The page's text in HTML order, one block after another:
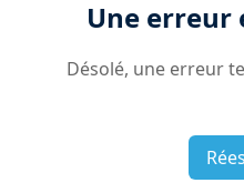
Une erreur
Désolé, une erreur